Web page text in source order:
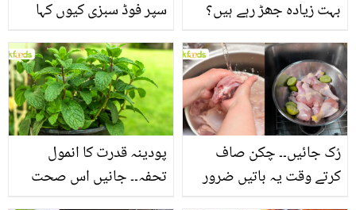
سپر فوڈ سبزی کیوں کہا
منرلز اور اینٹی آکسیڈنٹس
سے بھرپور اس سبزی کے
فائدے
بہت زیادہ جھڑ رہے ہیں؟
بنانے کے چند قدرتی طریقے
پودینہ قدرت کا انمول
تحفہ۔۔ جانیں اس صحت
رُک جائیں۔۔ چکن صاف
کرتے وقت یہ باتیں ضرور